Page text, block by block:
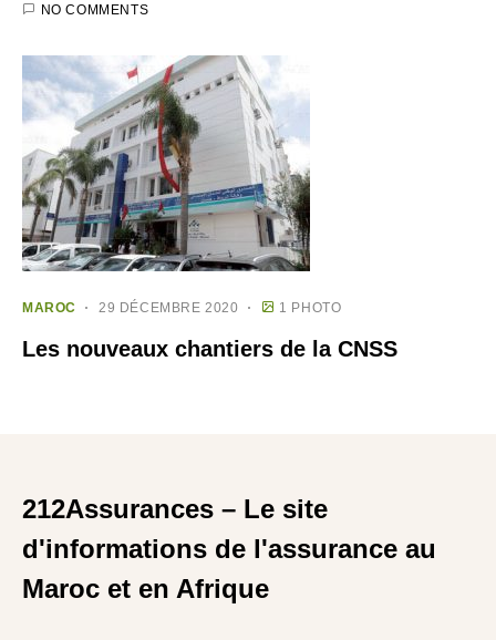
NO COMMENTS
MAROC 29 DÉCEMBRE 2020 1 PHOTO
Les nouveaux chantiers de la CNSS
212Assurances – Le site
d'informations de l'assurance au
Maroc et en Afrique